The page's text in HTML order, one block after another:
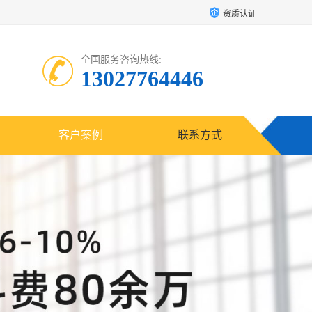
资质认证
全国服务咨询热线:
13027764446
客户案例 联系方式